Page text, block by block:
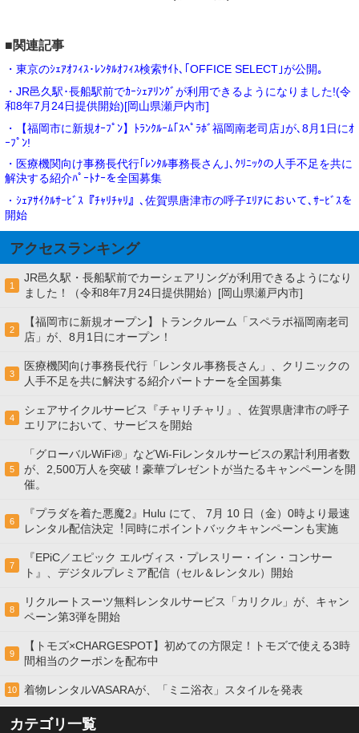
■関連記事
・東京のｼｪｱｵﾌｨｽ･ﾚﾝﾀﾙｵﾌｨｽ検索ｻｲﾄ､｢OFFICE SELECT｣が公開｡
・JR邑久駅･長船駅前でｶｰｼｪｱﾘﾝｸﾞが利用できるようになりました!(令
和8年7月24日提供開始)[岡山県瀬戸内市]
・【福岡市に新規ｵｰﾌﾟﾝ】ﾄﾗﾝｸﾙｰﾑ｢ｽﾍﾟﾗﾎﾞ福岡南老司店｣が､8月1日にｵ
ｰﾌﾟﾝ!
・医療機関向け事務長代行｢ﾚﾝﾀﾙ事務長さん｣､ｸﾘﾆｯｸの人手不足を共に
解決する紹介ﾊﾟｰﾄﾅｰを全国募集
・ｼｪｱｻｲｸﾙｻｰﾋﾞｽ『ﾁｬﾘﾁｬﾘ』､佐賀県唐津市の呼子ｴﾘｱにおいて､ｻｰﾋﾞｽを
開始
アクセスランキング
1
JR邑久駅・長船駅前でカーシェアリングが利用できるようになり
ました！（令和8年7月24日提供開始）[岡山県瀬戸内市]
2
【福岡市に新規オープン】トランクルーム「スペラボ福岡南老司
店」が、8月1日にオープン！
3
医療機関向け事務長代行「レンタル事務長さん」、クリニックの
人手不足を共に解決する紹介パートナーを全国募集
4
シェアサイクルサービス『チャリチャリ』、佐賀県唐津市の呼子
エリアにおいて、サービスを開始
5
「グローバルWiFi®」などWi-Fiレンタルサービスの累計利用者数
が、2,500万人を突破！豪華プレゼントが当たるキャンペーンを開
催。
6
『プラダを着た悪魔2』Hulu にて、 7⽉ 10 ⽇（金）0時より最速
レンタル配信決定︕同時にポイントバックキャンペーンも実施
7
『EPiC／エピック エルヴィス・プレスリー・イン・コンサー
ト』、デジタルプレミア配信（セル＆レンタル）開始
8
リクルートスーツ無料レンタルサービス「カリクル」が、キャン
ペーン第3弾を開始
9
【トモズ×CHARGESPOT】初めての方限定！トモズで使える3時
間相当のクーポンを配布中
10 着物レンタルVASARAが、「ミニ浴衣」スタイルを発表
カテゴリ一覧